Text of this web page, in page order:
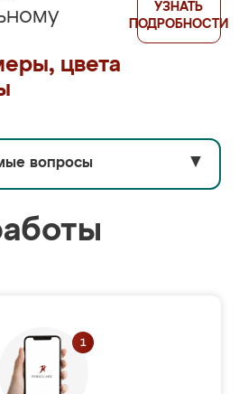
цвета
УЗНАТЬ
ПОДРОБНОСТИ
вопросы ▼